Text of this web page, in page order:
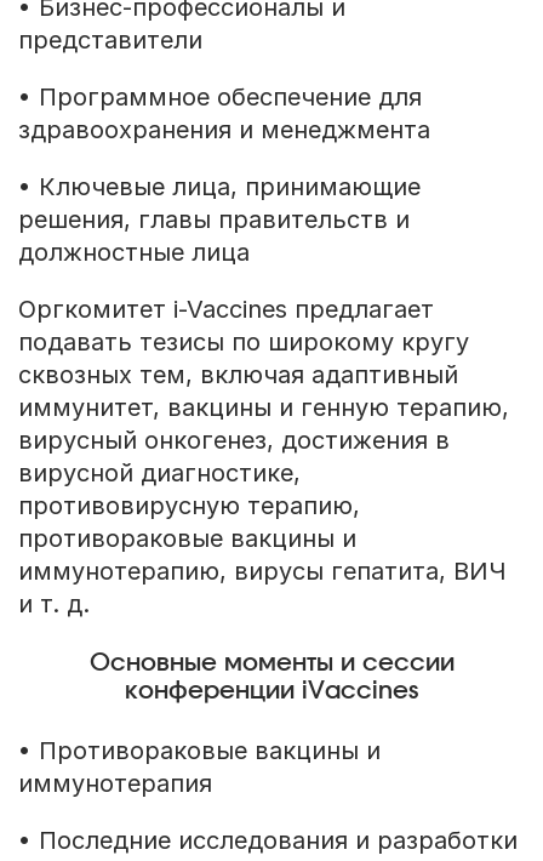
• Бизнес-профессионалы и
представители
• Программное обеспечение для
здравоохранения и менеджмента
• Ключевые лица, принимающие
решения, главы правительств и
должностные лица
Оргкомитет i-Vaccines предлагает
подавать тезисы по широкому кругу
сквозных тем, включая адаптивный
иммунитет, вакцины и генную терапию,
вирусный онкогенез, достижения в
вирусной диагностике,
противовирусную терапию,
противораковые вакцины и
иммунотерапию, вирусы гепатита, ВИЧ
и т. д.
Основные моменты и сессии
конференции iVaccines
• Противораковые вакцины и
иммунотерапия
• Последние исследования и разработки